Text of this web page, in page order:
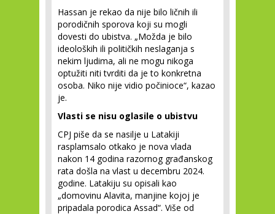
Hassan je rekao da nije bilo ličnih ili
porodičnih sporova koji su mogli
dovesti do ubistva. „Možda je bilo
ideoloških ili političkih neslaganja s
nekim ljudima, ali ne mogu nikoga
optužiti niti tvrditi da je to konkretna
osoba. Niko nije vidio počinioce“, kazao
je.
Vlasti se nisu oglasile o ubistvu
CPJ piše da se nasilje u Latakiji
rasplamsalo otkako je nova vlada
nakon 14 godina razornog građanskog
rata došla na vlast u decembru 2024.
godine. Latakiju su opisali kao
„domovinu Alavita, manjine kojoj je
pripadala porodica Assad“. Više od